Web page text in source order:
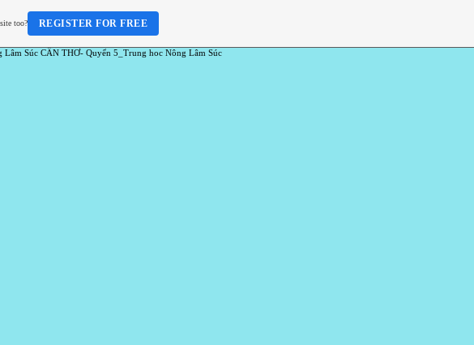
Súc CẦN THƠ- Quyển 5_Trung hoc Nông Lâm Súc
too? REGISTER FOR FREE